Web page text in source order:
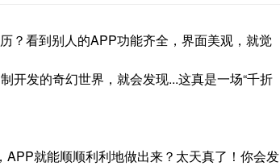
？看到别人的APP功能齐全，界面美观，就觉
开发的奇幻世界，就会发现...这真是一场“千折
就能顺顺利利地做出来？太天真了！你会发